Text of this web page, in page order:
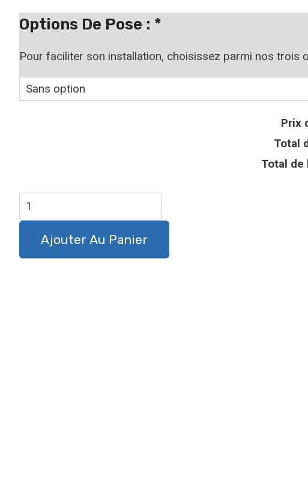
19,90 €
Options De Pose : *
Pour faciliter son installation, choisissez parmi nos trois
Prix
Total
Total de
quantité
de
Panneau
attention
Ajouter Au Panier